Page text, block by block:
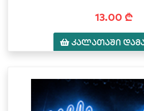
13.00 ₾
კალათაში